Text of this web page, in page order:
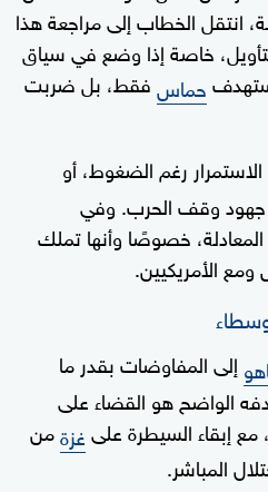
انتقل الخطاب إلى مراجعة هذا
خاصة إذا وضع في سياق
حماسفقط، بل ضربت
الاستمرار رغم الضغوط، أو
جهود وقف الحرب. وفي
خصوصًا وأنها تملك
الأمريكيين.
إلى المفاوضات بقدر ما
الواضح هو القضاء على
مع إبقاء السيطرة علىغزةمن
المباشر.